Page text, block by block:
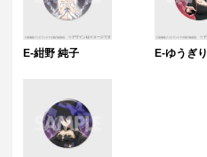
E-紺野 純子 E-ゆうぎり